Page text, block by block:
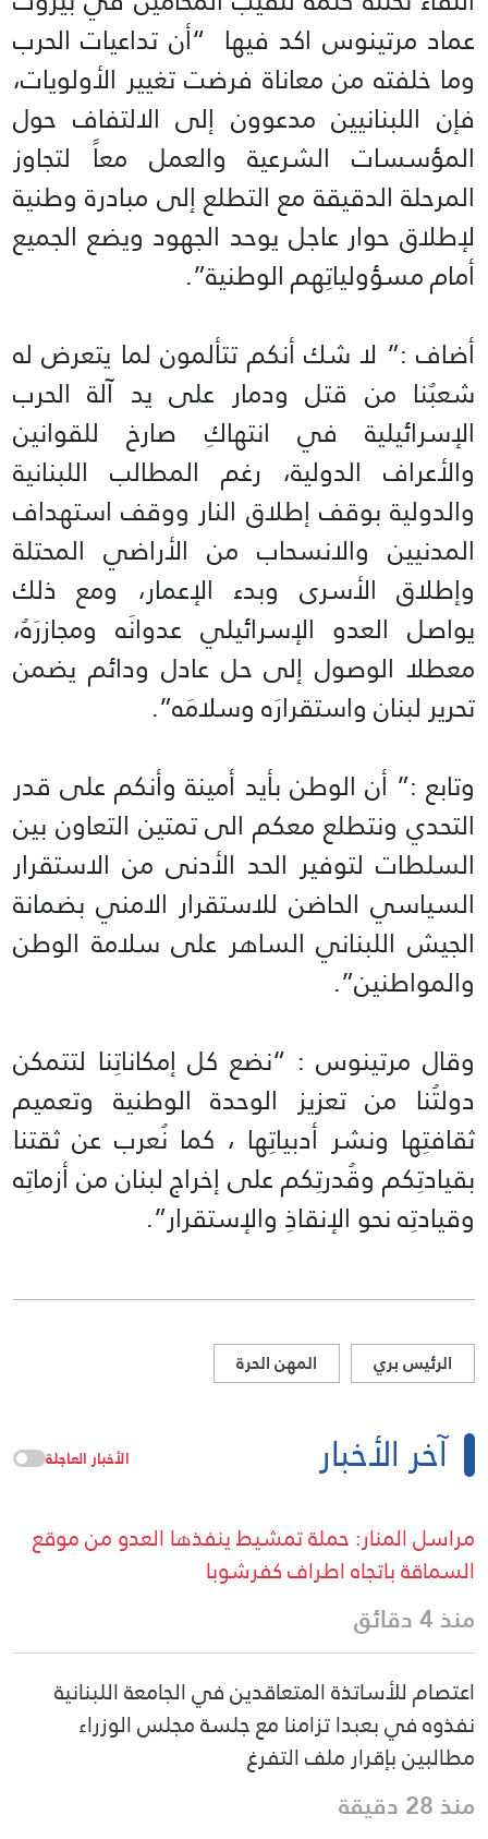
عماد مرتينوس اكد فيها “أن تداعيات الحرب
وما خلفته من معاناة فرضت تغيير الأولويات،
فإن اللبنانيين مدعوون إلى الالتفاف حول
المؤسسات الشرعية والعمل معاً لتجاوز
المرحلة الدقيقة مع التطلع إلى مبادرة وطنية
لإطلاق حوار عاجل يوحد الجهود ويضع الجميع
أمام مسؤولياتِهم الوطنية”.
أضاف :” لا شك أنكم تتألمون لما يتعرض له
شعبُنا من قتل ودمار على يد آلة الحرب
الإسرائيلية في انتهاكِ صارخ للقوانين
والأعراف الدولية، رغم المطالب اللبنانية
والدولية بوقف إطلاق النار ووقف استهداف
المدنيين والانسحاب من الأراضي المحتلة
وإطلاق الأسرى وبدء الإعمار، ومع ذلك
يواصل العدو الإسرائيلي عدوانَه ومجازرَهُ،
معطلا الوصول إلى حل عادل ودائم يضمن
تحرير لبنان واستقرارَه وسلامَه”.
وتابع :” أن الوطن بأيد أمينة وأنكم على قدر
التحدي ونتطلع معكم الى تمتين التعاون بين
السلطات لتوفير الحد الأدنى من الاستقرار
السياسي الحاضن للاستقرار الامني بضمانة
الجيش اللبناني الساهر على سلامة الوطن
والمواطنين”.
وقال مرتينوس : “نضع كل إمكاناتِنا لتتمكن
دولتُنا من تعزيز الوحدة الوطنية وتعميم
ثقافتِها ونشر أدبياتِها ، كما نُعرب عن ثقتنا
بقيادتِكم وقُدرتِكم على إخراج لبنان من أزماتِه
وقيادتِه نحو الإنقاذِ والإستقرار”.
الرئيس بري المهن الحرة
آخر الأخبار الأخبار العاجلة
مراسل المنار: حملة تمشيط ينفذها العدو من موقع
السماقة باتجاه اطراف كفرشوبا
منذ 4 دقائق
اعتصام للأساتذة المتعاقدين في الجامعة اللبنانية
نفذوه في بعبدا تزامنا مع جلسة مجلس الوزراء
مطالبين بإقرار ملف التفرغ
منذ 28 دقيقة